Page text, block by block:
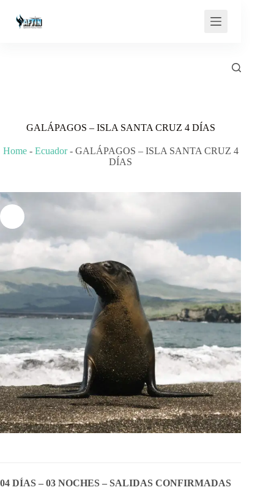
contenido
GALÁPAGOS – ISLA SANTA CRUZ 4 DÍAS
Home- Ecuador- GALÁPAGOS – ISLA SANTA CRUZ 4
DÍAS
04 DÍAS – 03 NOCHES – SALIDAS CONFIRMADAS